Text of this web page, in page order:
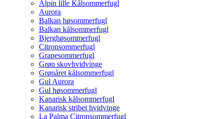
Alpin lille Kålsommerfugl
Aurora
Balkan høsommerfugl
Balkan kålsommerfugl
Bjerghøsommerfugl
Citronsommerfugl
Grapesommerfugl
Grøn skovhvidvinge
Grønåret kålsommerfugl
Gul Aurora
Gul høsommerfugl
Kanarisk kålsommerfugl
Kanarisk stribet hvidvinge
La Palma Citronsommerfugl